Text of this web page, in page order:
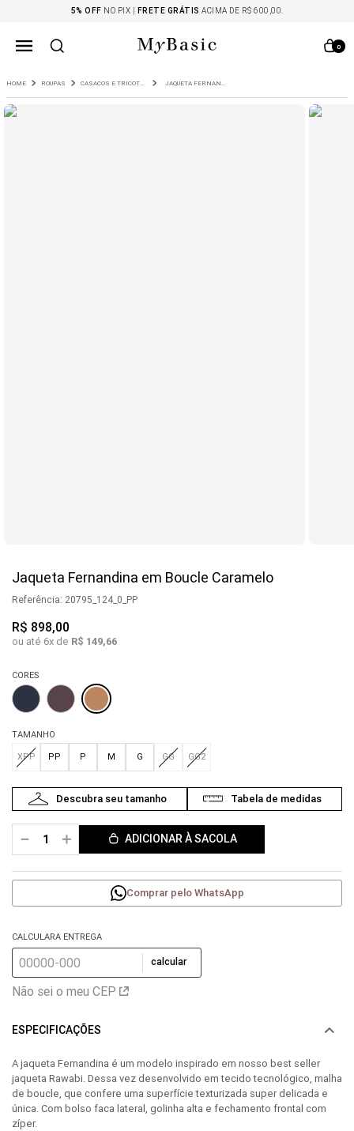
5% OFF NO PIX | FRETE GRÁTIS ACIMA DE R$ 600,00.
0
ROUPAS CASACOS E TRICOTS JAQUETA FERNANDINA EM BOUCLE CARAMELO
Jaqueta Fernandina em Boucle Caramelo
Referência: 20795_124_0_PP
R$ 898,00
ou até 6x de R$ 149,66
CORES
TAMANHO
PP P M G GG GG2
XPP
＋
－ ADICIONAR À SACOLA
Comprar pelo WhatsApp
CALCULARA ENTREGA
calcular
Não sei o meu CEP
ESPECIFICAÇÕES
A jaqueta Fernandina é um modelo inspirado em nosso best seller
jaqueta Rawabi. Dessa vez desenvolvido em tecido tecnológico, malha
de boucle, que confere uma superfície texturizada super delicada e
única. Com bolso faca lateral, golinha alta e fechamento frontal com
zíper.